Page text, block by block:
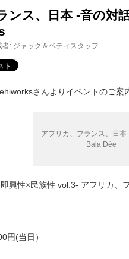
ンス、日本 -音の対
者: ジャック＆ベティスタッフ
さんよりイベントのご案
アフリカ、フランス、日本
Bala Dée
興性×民族性 vol.3- アフリカ、
円(当日）